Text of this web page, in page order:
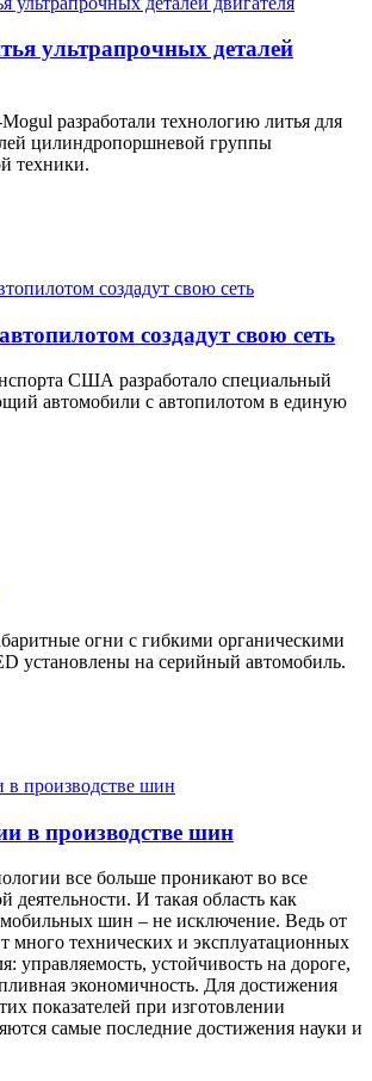
ультрапрочных деталей
разработали технологию литья для
цилиндропоршневой группы
техники.
создадут свою сеть
США разработало специальный
автомобили с автопилотом в единую
огни с гибкими органическими
установлены на серийный автомобиль.
в производстве шин
все больше проникают во все
деятельности. И такая область как
шин – не исключение. Ведь от
много технических и эксплуатационных
управляемость, устойчивость на дороге,
экономичность. Для достижения
показателей при изготовлении
самые последние достижения науки и